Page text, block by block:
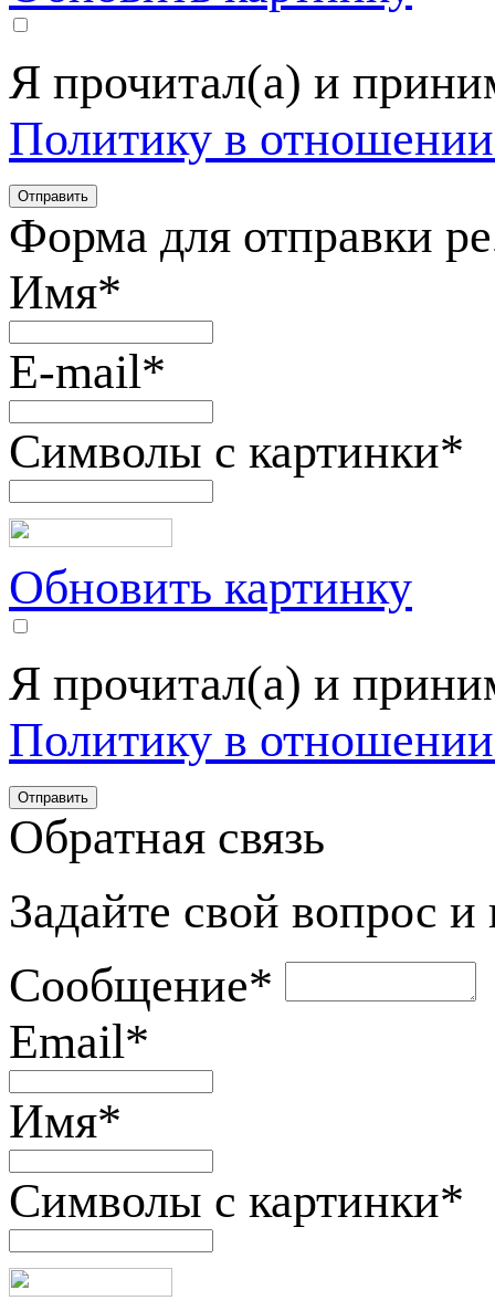
Я прочитал(а) и
Политику в
Форма для отправки
Имя*
E-mail*
Символы с картинки*
Обновить картинку
Я прочитал(а) и
Политику в
Обратная связь
Задайте свой вопрос
Сообщение*
Email*
Имя*
Символы с картинки*